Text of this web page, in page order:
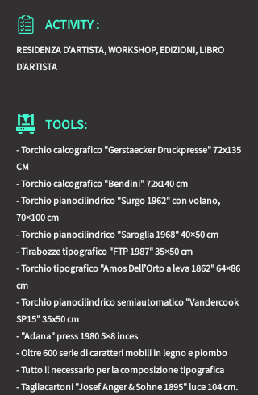
ACTIVITY :
RESIDENZA D'ARTISTA, WORKSHOP, EDIZIONI, LIBRO
D'ARTISTA
TOOLS:
- Torchio calcografico "Gerstaecker Druckpresse" 72x135
CM
- Torchio calcografico "Bendini" 72x140 cm
- Torchio pianocilindrico "Surgo 1962" con volano,
70×100 cm
- Torchio pianocilindrico "Saroglia 1968" 40×50 cm
- Tirabozze tipografico "FTP 1987" 35×50 cm
- Torchio tipografico "Amos Dell’Orto a leva 1862" 64×86
cm
- Torchio pianocilindrico semiautomatico "Vandercook
SP15" 35x50 cm
- "Adana" press 1980 5×8 inces
- Oltre 600 serie di caratteri mobili in legno e piombo
- Tutto il necessario per la composizione tipografica
- Tagliacartoni "Josef Anger & Sohne 1895" luce 104 cm.